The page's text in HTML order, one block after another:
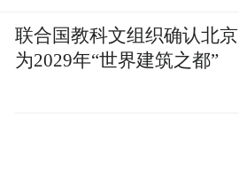
联合国教科文组织确认北京
为2029年“世界建筑之都”